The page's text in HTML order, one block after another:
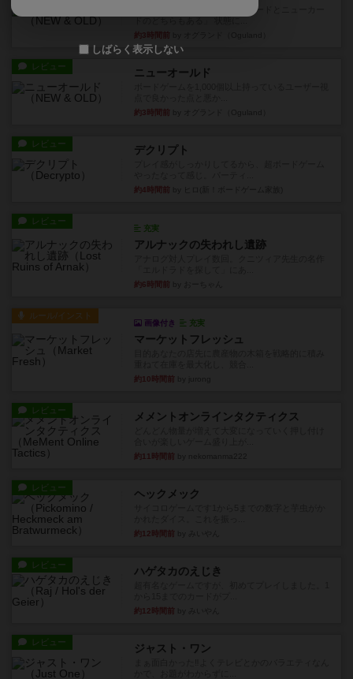
ゲーム終了時に、「オールドカードとニューカー
約3時間前
レビュー ニューオールド
約3時間前
レビュー デクリプト
約4時間前
レビュー
充実
アルナックの失われし遺跡
約6時間前
ルール/インスト
画像付き 充実
マーケットフレッシュ
約10時間前
レビュー メメントオンラインタクティクス
約11時間前
レビュー ヘックメック
約12時間前
レビュー ハゲタカのえじき
約12時間前
レビュー ジャスト・ワン
しばらく表示しない